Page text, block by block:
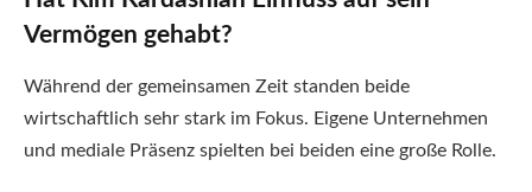
Vermögen gehabt?
Während der gemeinsamen Zeit standen beide
wirtschaftlich sehr stark im Fokus. Eigene Unternehmen
und mediale Präsenz spielten bei beiden eine große Rolle.